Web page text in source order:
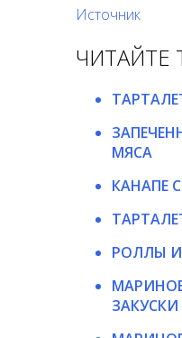
Источник
ЧИТАЙТЕ
МЯСА
КАНАПЕ
РОЛЛЫ
ЗАКУСКИ